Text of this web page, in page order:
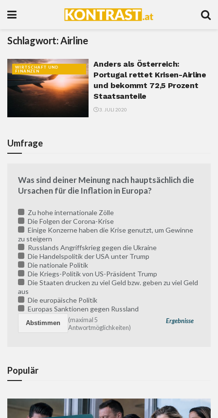
Schlagwort:Airline
WIRTSCHAFT UND
FINANZEN
Anders als Österreich:
Portugal rettet Krisen-Airline
und bekommt 72,5 Prozent
Staatsanteile
3. JULI 2020
Umfrage
Was sind deiner Meinung nach hauptsächlich die
Ursachen für die Inflation in Europa?
Zu hohe internationale Zölle
Die Folgen der Corona-Krise
Einige Konzerne haben die Krise genutzt, um Gewinne
zu steigern
Russlands Angriffskrieg gegen die Ukraine
Die Handelspolitik der USA unter Trump
Die nationale Politik
Die Kriegs-Politik von US-Präsident Trump
Die Staaten drucken zu viel Geld bzw. geben zu viel Geld
aus
Die europäische Politik
Europas Sanktionen gegen Russland
Ergebnisse
(maximal 5
Antwortmöglichkeiten)
Populär